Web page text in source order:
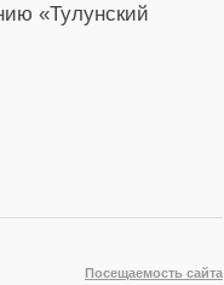
«Тулунский
Посещаемость сайта